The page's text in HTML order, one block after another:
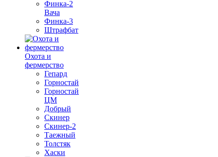
Финка-2
Вача
Финка-3
Штрафбат
Охота и
фермерство
Гепард
Горностай
Горностай
ЦМ
Добрый
Скинер
Скинер-2
Таежный
Толстяк
Хаски